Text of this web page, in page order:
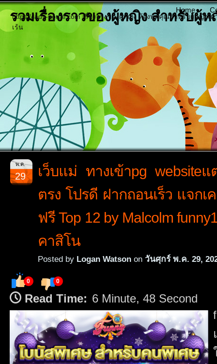
รวมเรื่องราวของผู้หญิง สำหรับ
https://lady-portal.com เรื่องจริงของผู้หญิง ห้องพูดคุณสำหรับผู้หญิง
เร้น
Home
พ.ค.
29
เว็บแม่ ทางเข้าpg website
ตรง โปรดี ฝากถอนเร็ว แจก
ฟรี Top 12 by Malcolm
คาสิโน
Posted by Logan Watson on วันศุกร์ พ.ค. 29,
0 0
Read Time: 6 Minute, 48 Second